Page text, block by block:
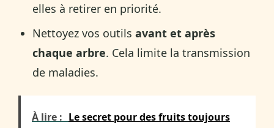
elles à retirer en priorité.
Nettoyez vos outilsavant et après
chaque arbre. Cela limite la transmission
de maladies.
À lire : Le secret pour des fruits toujours